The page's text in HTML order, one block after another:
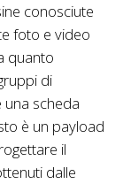
conosciute
foto e video
quanto
di
scheda
è un payload
il
dalle